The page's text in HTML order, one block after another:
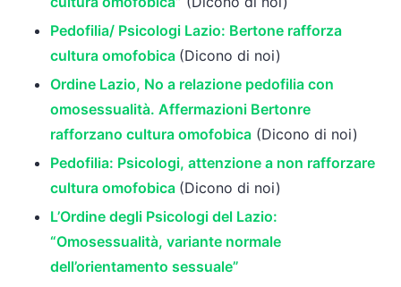
Pedofilia/ Psicologi Lazio: Bertone rafforza
cultura omofobica (Dicono di noi)
Ordine Lazio, No a relazione pedofilia con
omosessualità. Affermazioni Bertonre
rafforzano cultura omofobica (Dicono di noi)
Pedofilia: Psicologi, attenzione a non rafforzare
cultura omofobica (Dicono di noi)
L’Ordine degli Psicologi del Lazio:
“Omosessualità, variante normale
dell’orientamento sessuale”